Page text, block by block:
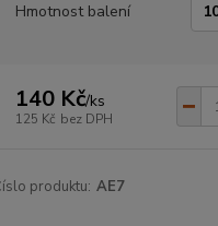
Hmotnost balení
140 Kč/ks
125 Kč bez DPH
produktu: AE7